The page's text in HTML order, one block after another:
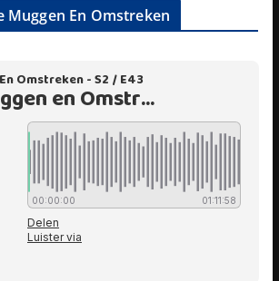
Muggen En Omstreken